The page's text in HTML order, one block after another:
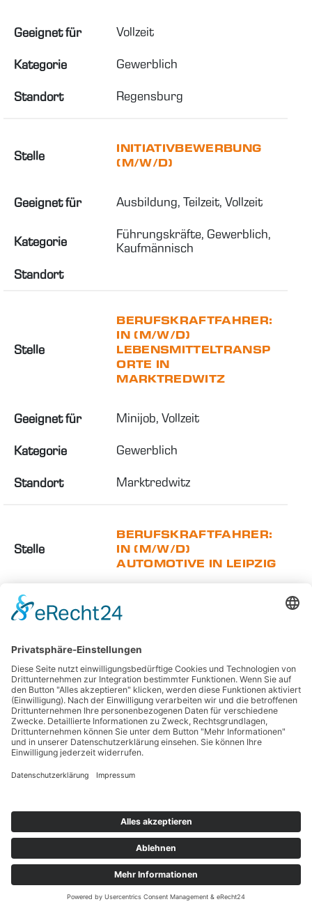
Geeignet für Vollzeit
Kategorie Gewerblich
Standort Regensburg
Stelle
INITIATIVBEWERBUNG
(M/W/D)
Geeignet für Ausbildung, Teilzeit, Vollzeit
Kategorie
Führungskräfte, Gewerblich,
Kaufmännisch
Standort
Stelle
BERUFSKRAFTFAHRER:
IN (M/W/D)
LEBENSMITTELTRANSP
ORTE IN
MARKTREDWITZ
Geeignet für Minijob, Vollzeit
Kategorie Gewerblich
Standort Marktredwitz
Stelle
BERUFSKRAFTFAHRER:
IN (M/W/D)
AUTOMOTIVE IN LEIPZIG
Geeignet für Vollzeit
Standort Leipzig - Transport
ELFLEIN Holding GmbH | Regnitzstraße 18b |
96052 Bamberg
Datenschutz | Impressum | Cookie-Richtlinien
© 2026 ELFLEIN. Alle Rechte vorbehalten.
THE DRIVING
FORCE IN